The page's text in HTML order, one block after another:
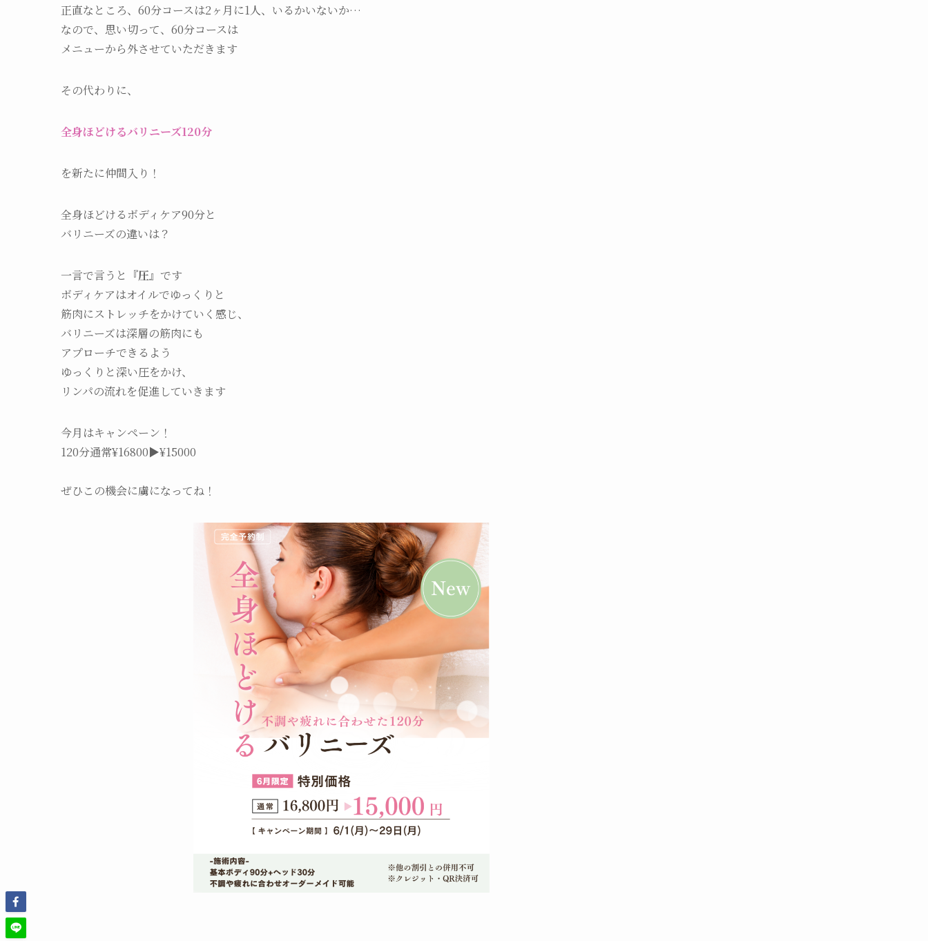
正直なところ、60分コースは2ヶ月に1人、いるかいないか…
なので、思い切って、60分コースは
メニューから外させていただきます
その代わりに、
全身ほどけるバリニーズ120分
を新たに仲間入り！
全身ほどけるボディケア90分と
バリニーズの違いは？
一言で言うと 『圧』 です
ボディケアはオイルでゆっくりと
筋肉にストレッチをかけていく感じ、
バリニーズは深層の筋肉にも
アプローチできるよう
ゆっくりと深い圧をかけ、
リンパの流れを促進していきます
今月はキャンペーン！
120分通常¥16800▶︎¥15000
ぜひこの機会に虜になってね！